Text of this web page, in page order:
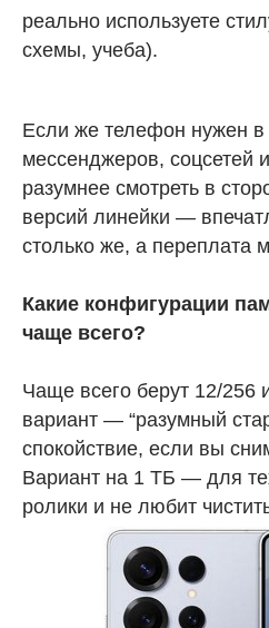
реально используете
схемы, учеба).
Если же телефон нужен
мессенджеров, соцсетей
разумнее смотреть в
версий линейки —
столько же, а переплата
Какие конфигурации
чаще всего?
Чаще всего берут 12/256
вариант — “разумный
спокойствие, если вы
Вариант на 1 ТБ — для
ролики и не любит